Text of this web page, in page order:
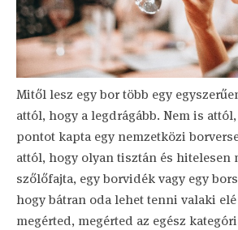
Mitől lesz egy bor több egy
attól, hogy a legdrágább. Nem is
pontot kapta egy nemzetközi
attól, hogy olyan tisztán és hitelesen
szőlőfajta, egy borvidék vagy egy
hogy bátran oda lehet tenni valaki elé
megérted, megérted az egész